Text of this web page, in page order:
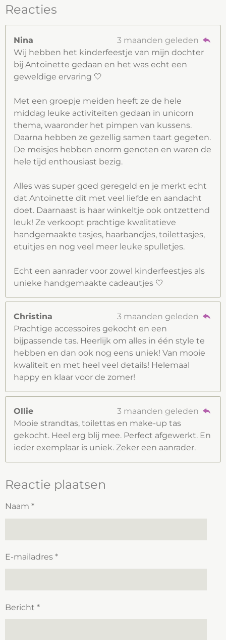
e
b
o
o
k
t
a
r
a
m
s
p
p
Reacties
Nina
3 maanden geleden
Wij hebben het kinderfeestje van mijn dochter
bij Antoinette gedaan en het was echt een
geweldige ervaring 🤍
Met een groepje meiden heeft ze de hele
middag leuke activiteiten gedaan in unicorn
thema, waaronder het pimpen van kussens.
Daarna hebben ze gezellig samen taart gegeten.
De meisjes hebben enorm genoten en waren de
hele tijd enthousiast bezig.
Alles was super goed geregeld en je merkt echt
dat Antoinette dit met veel liefde en aandacht
doet. Daarnaast is haar winkeltje ook ontzettend
leuk! Ze verkoopt prachtige kwalitatieve
handgemaakte tasjes, haarbandjes, toilettasjes,
etuitjes en nog veel meer leuke spulletjes.
Echt een aanrader voor zowel kinderfeestjes als
unieke handgemaakte cadeautjes 🤍
Christina
3 maanden geleden
Prachtige accessoires gekocht en een
bijpassende tas. Heerlijk om alles in één style te
hebben en dan ook nog eens uniek! Van mooie
kwaliteit en met heel veel details! Helemaal
happy en klaar voor de zomer!
Ollie
3 maanden geleden
Mooie strandtas, toilettas en make-up tas
gekocht. Heel erg blij mee. Perfect afgewerkt. En
ieder exemplaar is uniek. Zeker een aanrader.
Reactie plaatsen
Naam *
E-mailadres *
Bericht *